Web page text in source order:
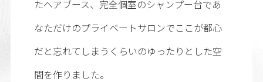
たヘアブース、完全個室のシャンプー台であ
なただけのプライベートサロンでここが都心
だと忘れてしまうくらいのゆったりとした空
間を作りました。